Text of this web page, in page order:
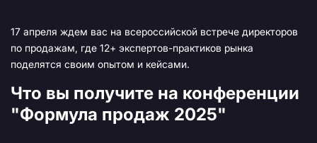
17 апреля ждем вас на всероссийской встрече директоров
по продажам, где 12+ экспертов-практиков рынка
поделятся своим опытом и кейсами.
Что вы получите на конференции
"Формула продаж 2025"